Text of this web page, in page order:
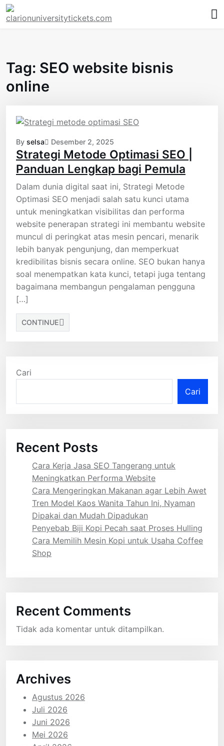
Skip
to
Tag: SEO website bisnis
online
By selsa Desember 2, 2025
Strategi Metode Optimasi SEO |
Panduan Lengkap bagi Pemula
Dalam dunia digital saat ini, Strategi Metode
Optimasi SEO menjadi salah satu kunci utama
untuk meningkatkan visibilitas dan performa
website penerapan strategi ini membantu website
muncul di peringkat atas mesin pencari, menarik
lebih banyak pengunjung, dan memperkuat
kredibilitas bisnis secara online. SEO bukan hanya
soal menempatkan kata kunci, tetapi juga tentang
bagaimana membangun pengalaman pengguna
[…]
CONTINUE
Cari
Cari
Recent Posts
Cara Kerja Jasa SEO Tangerang untuk
Meningkatkan Performa Website
Cara Mengeringkan Makanan agar Lebih Awet
Tren Model Kaos Wanita Tahun Ini, Nyaman
Dipakai dan Mudah Dipadukan
Penyebab Biji Kopi Pecah saat Proses Hulling
Cara Memilih Mesin Kopi untuk Usaha Coffee
Shop
Recent Comments
Tidak ada komentar untuk ditampilkan.
Archives
Agustus 2026
Juli 2026
Juni 2026
Mei 2026